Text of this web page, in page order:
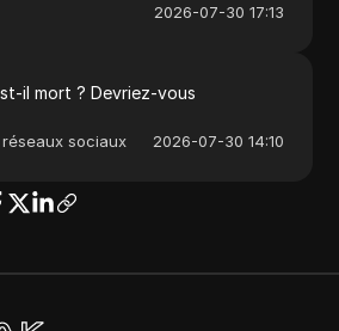
2026-07-30 17:13
il mort ? Devriez-vous
sociaux 2026-07-30 14:10